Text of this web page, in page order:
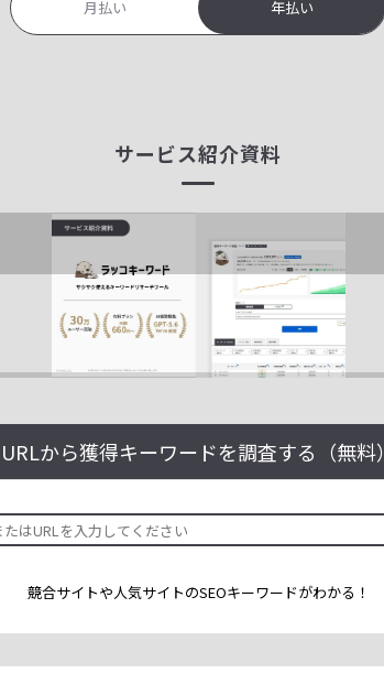
月払い 年払い
サービス紹介資料
URLから獲得キーワードを調査する（無料）
競合サイトや人気サイトのSEOキーワードがわかる！